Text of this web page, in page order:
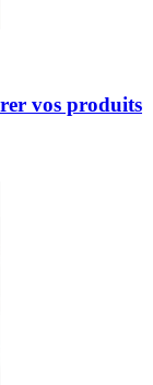
vos produits